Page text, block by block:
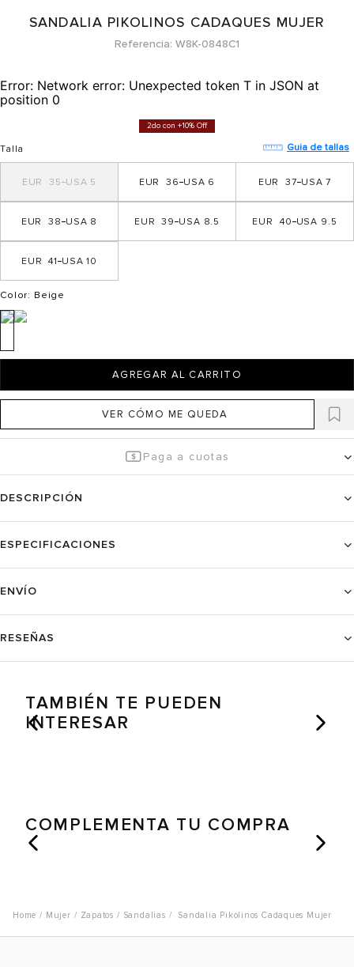
SANDALIA PIKOLINOS CADAQUES MUJER
Referencia W8K-0848C1
Error: Network error: Unexpected token T in JSON at
position 0
2do con +10% Off
Talla Guia de tallas
5
35 6
36 7
37
8
38 8.5
39 9.5
40
10
41
Color: Beige
AGREGAR AL CARRITO
VER CÓMO ME QUEDA
Paga a cuotas
DESCRIPCIÓN
ESPECIFICACIONES
ENVÍO
RESEÑAS
TAMBIÉN TE PUEDEN
INTERESAR
COMPLEMENTA TU COMPRA
Mujer Zapatos Sandalias Sandalia Pikolinos Cadaques Mujer